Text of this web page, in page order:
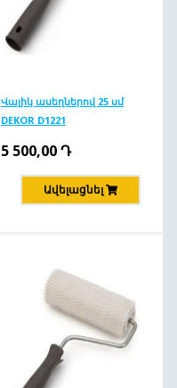
Վալիկ ասեղներով 25 սմ
DEKOR D1221
5 500,00Դ
Ավելացնել